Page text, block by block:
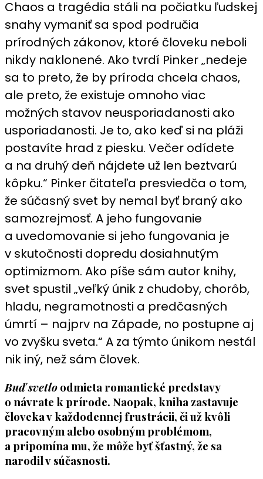
Chaos a tragédia stáli na počiatku ľudskej
snahy vymaniť sa spod područia
prírodných zákonov, ktoré človeku neboli
nikdy naklonené. Ako tvrdí Pinker „nedeje
sa to preto, že by príroda chcela chaos,
ale preto, že existuje omnoho viac
možných stavov neusporiadanosti ako
usporiadanosti. Je to, ako keď si na pláži
postavíte hrad z piesku. Večer odídete
a na druhý deň nájdete už len beztvarú
kôpku.“ Pinker čitateľa presviedča o tom,
že súčasný svet by nemal byť braný ako
samozrejmosť. A jeho fungovanie
a uvedomovanie si jeho fungovania je
v skutočnosti dopredu dosiahnutým
optimizmom. Ako píše sám autor knihy,
svet spustil „veľký únik z chudoby, chorôb,
hladu, negramotnosti a predčasných
úmrtí – najprv na Západe, no postupne aj
vo zvyšku sveta.“ A za týmto únikom nestál
nik iný, než sám človek.
Buď svetlo odmieta romantické predstavy
o návrate k prírode. Naopak, kniha zastavuje
človeka v každodennej frustrácii, či už kvôli
pracovným alebo osobným problémom,
a pripomína mu, že môže byť šťastný, že sa
narodil v súčasnosti.